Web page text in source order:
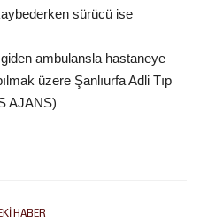
sürücü ise
ambulansla hastaneye
üzere Şanlıurfa Adli Tıp
AJANS)
HABER